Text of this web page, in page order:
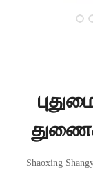
Shaoxing